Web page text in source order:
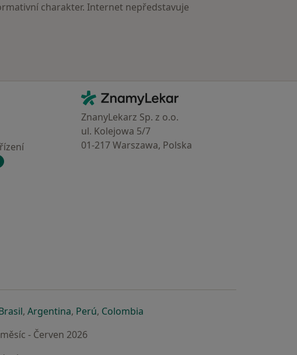
charakter. Internet nepředstavuje
Kontakt
ZnamyLekar - Hlavní stránka
ZnanyLekarz Sp. z o.o.
ul. Kolejowa 5/7
01-217 Warszawa, Polska
záložce
v nové záložce
otevře v nové záložce
se otevře v nové záložce
, Argentinase otevře v nové záložce
, Perúse otevře v nové záložce
, Colombiase otevře v nové záložce
- Červen 2026